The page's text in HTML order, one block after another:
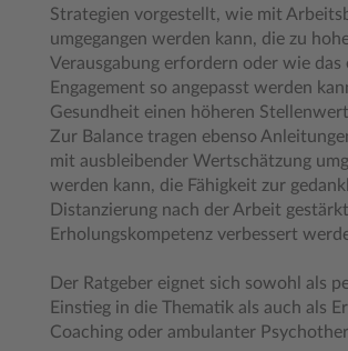
Strategien vorgestellt, wie mit
umgegangen werden kann, die zu
Verausgabung erfordern oder wie das
Engagement so angepasst werden
Gesundheit einen höheren
Zur Balance tragen ebenso
mit ausbleibender Wertschätzung
werden kann, die Fähigkeit zur
Distanzierung nach der Arbeit
Erholungskompetenz verbessert
Der Ratgeber eignet sich sowohl als
Einstieg in die Thematik als auch als
Coaching oder ambulanter